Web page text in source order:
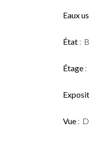
Eaux
État
Étage
Vue